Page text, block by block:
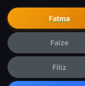
Fatma
Faize
Filiz